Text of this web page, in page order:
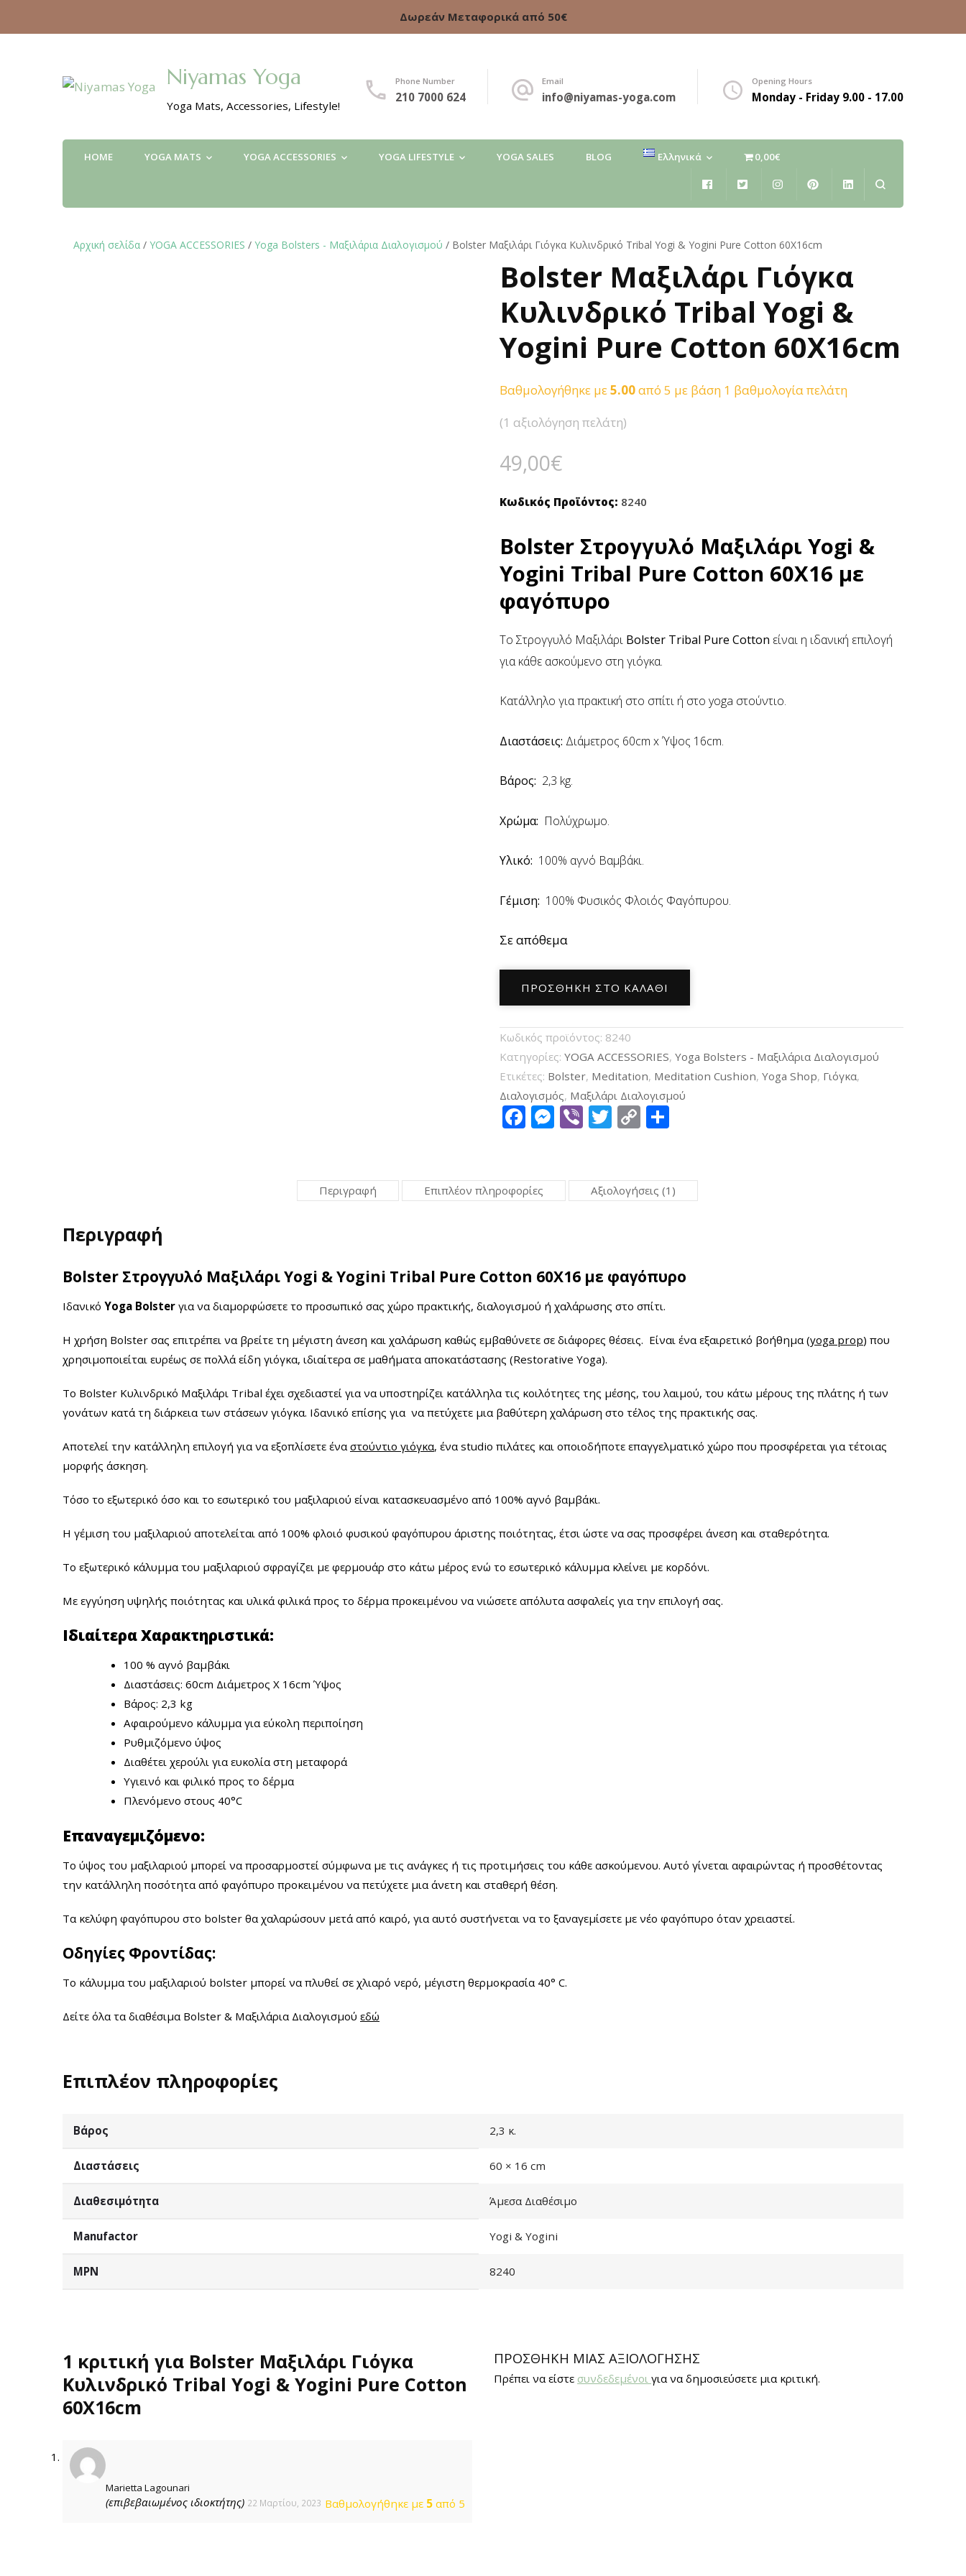
Δωρεάν Μεταφορικά από 50€
Niyamas Yoga
Yoga Mats, Accessories, Lifestyle!
Phone Number
210 7000 624
Email
info@niyamas-yoga.com
Opening Hours
Monday - Friday 9.00 - 17.00
HOME YOGA MATS YOGA ACCESSORIES YOGA LIFESTYLE YOGA SALES BLOG Ελληνικά 0,00€
Αρχική σελίδα / YOGA ACCESSORIES / Yoga Bolsters - Μαξιλάρια Διαλογισμού / Bolster Μαξιλάρι Γιόγκα Κυλινδρικό Tribal Yogi & Yogini Pure Cotton 60Χ16cm
Bolster Μαξιλάρι Γιόγκα
Κυλινδρικό Tribal Yogi &
Yogini Pure Cotton 60Χ16cm
Βαθμολογήθηκε με5.00από 5 με βάση 1 βαθμολογία πελάτη
(1 αξιολόγηση πελάτη)
49,00€
Κωδικός Προϊόντος: 8240
Bolster Στρογγυλό Μαξιλάρι Yogi &
Yogini Tribal Pure Cotton 60Χ16 με
φαγόπυρο
Tο Στρογγυλό Μαξιλάρι Bolster Tribal Pure Cotton είναι η ιδανική επιλογή
για κάθε ασκούμενο στη γιόγκα.
Κατάλληλο για πρακτική στο σπίτι ή στο yoga στούντιο.
Διαστάσεις: Διάμετρος 60cm x Ύψος 16cm.
Βάρος: 2,3 kg.
Χρώμα: Πολύχρωμο.
Υλικό: 100% αγνό Βαμβάκι.
Γέμιση: 100% Φυσικός Φλοιός Φαγόπυρου.
Σε απόθεμα
Κυλινδρικό
Tribal
&
Yogini
60Χ16cm
ΠΡΟΣΘΉΚΗ ΣΤΟ ΚΑΛΆΘΙ
Κωδικός προϊόντος: 8240
Κατηγορίες:YOGA ACCESSORIES,Yoga Bolsters - Μαξιλάρια Διαλογισμού
Ετικέτες: Bolster, Meditation, Meditation Cushion,Yoga Shop, Γιόγκα,
Διαλογισμός, Μαξιλάρι Διαλογισμού
Facebook
Messenger
ViberTwitter
Copy
Περιγραφή Επιπλέον πληροφορίες Αξιολογήσεις (1)
Περιγραφή
Bolster Στρογγυλό Μαξιλάρι Yogi & Yogini Tribal Pure Cotton 60Χ16 με φαγόπυρο
Ιδανικό Yoga Bolster για να διαμορφώσετε το προσωπικό σας χώρο πρακτικής, διαλογισμού ή χαλάρωσης στο σπίτι.
Η χρήση Bolster σας επιτρέπει να βρείτε τη μέγιστη άνεση και χαλάρωση καθώς εμβαθύνετε σε διάφορες θέσεις. Είναι ένα εξαιρετικό βοήθημα (yoga prop) που
χρησιμοποιείται ευρέως σε πολλά είδη γιόγκα, ιδιαίτερα σε μαθήματα αποκατάστασης (Restorative Yoga).
Το Bolster Κυλινδρικό Μαξιλάρι Tribal έχει σχεδιαστεί για να υποστηρίζει κατάλληλα τις κοιλότητες της μέσης, του λαιμού, του κάτω μέρους της πλάτης ή των
γονάτων κατά τη διάρκεια των στάσεων γιόγκα. Ιδανικό επίσης για να πετύχετε μια βαθύτερη χαλάρωση στο τέλος της πρακτικής σας.
Αποτελεί την κατάλληλη επιλογή για να εξοπλίσετε ένα στούντιο γιόγκα, ένα studio πιλάτες και οποιοδήποτε επαγγελματικό χώρο που προσφέρεται για τέτοιας
μορφής άσκηση.
Τόσο το εξωτερικό όσο και το εσωτερικό του μαξιλαριού είναι κατασκευασμένο από 100% αγνό βαμβάκι.
Η γέμιση του μαξιλαριού αποτελείται από 100% φλοιό φυσικού φαγόπυρου άριστης ποιότητας, έτσι ώστε να σας προσφέρει άνεση και σταθερότητα.
Το εξωτερικό κάλυμμα του μαξιλαριού σφραγίζει με φερμουάρ στο κάτω μέρος ενώ το εσωτερικό κάλυμμα κλείνει με κορδόνι.
Με εγγύηση υψηλής ποιότητας και υλικά φιλικά προς το δέρμα προκειμένου να νιώσετε απόλυτα ασφαλείς για την επιλογή σας.
Ιδιαίτερα Χαρακτηριστικά:
100 % αγνό βαμβάκι
Διαστάσεις: 60cm Διάμετρος Χ 16cm Ύψος
Βάρος: 2,3 kg
Αφαιρούμενο κάλυμμα για εύκολη περιποίηση
Ρυθμιζόμενο ύψος
Διαθέτει χερούλι για ευκολία στη μεταφορά
Υγιεινό και φιλικό προς το δέρμα
Πλενόμενο στους 40°C
Επαναγεμιζόμενο:
Το ύψος του μαξιλαριού μπορεί να προσαρμοστεί σύμφωνα με τις ανάγκες ή τις προτιμήσεις του κάθε ασκούμενου. Αυτό γίνεται αφαιρώντας ή προσθέτοντας
την κατάλληλη ποσότητα από φαγόπυρο προκειμένου να πετύχετε μια άνετη και σταθερή θέση.
Τα κελύφη φαγόπυρου στο bolster θα χαλαρώσουν μετά από καιρό, για αυτό συστήνεται να το ξαναγεμίσετε με νέο φαγόπυρο όταν χρειαστεί.
Οδηγίες Φροντίδας:
Το κάλυμμα του μαξιλαριού bolster μπορεί να πλυθεί σε χλιαρό νερό, μέγιστη θερμοκρασία 40° C.
Δείτε όλα τα διαθέσιμα Bolster & Μαξιλάρια Διαλογισμού εδώ
Επιπλέον πληροφορίες
Βάρος 2,3 κ.
Διαστάσεις 60 × 16 cm
Διαθεσιμότητα Άμεσα Διαθέσιμο
Manufactor Yogi & Yogini
MPN 8240
1 κριτική για Bolster Μαξιλάρι Γιόγκα
Κυλινδρικό Tribal Yogi & Yogini Pure Cotton
60Χ16cm
Βαθμολογήθηκε με 5 από 5
Marietta Lagounari
(επιβεβαιωμένος ιδιοκτήτης) 22 Μαρτίου, 2023
ΠΡΟΣΘΉΚΗ ΜΊΑΣ ΑΞΙΟΛΌΓΗΣΗΣ
Πρέπει να είστε συνδεδεμένοι για να δημοσιεύσετε μια κριτική.